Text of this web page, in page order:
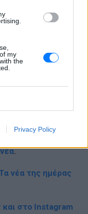
my
the
Privacy Policy
.
νέα της ημέρας
στο Instagram